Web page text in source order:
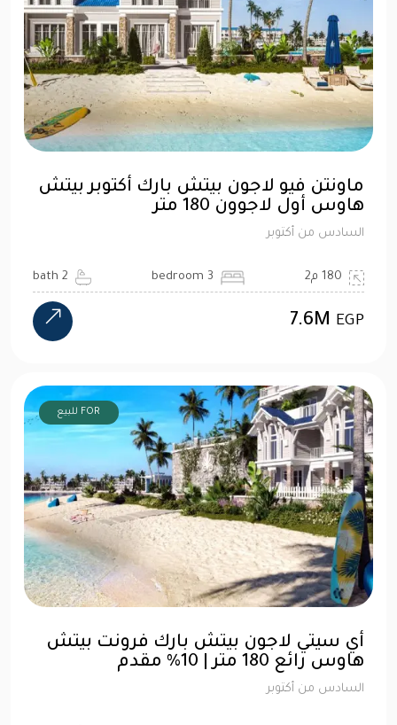
ماونتن فيو لاجون بيتش بارك أكتوبر بيتش
هاوس أول لاجوون 180 متر
السادس من أكتوبر
180 م2 3 bedroom
2 bath
7.6M EGP
FOR للبيع
أي سيتي لاجون بيتش بارك فرونت بيتش
هاوس رائع 180 متر | 10% مقدم
السادس من أكتوبر